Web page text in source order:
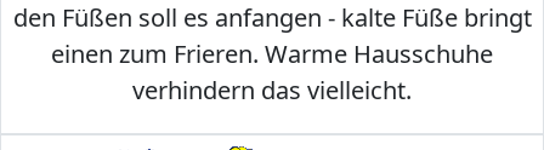
den Füßen soll es anfangen - kalte Füße bringt
einen zum Frieren. Warme Hausschuhe
verhindern das vielleicht.